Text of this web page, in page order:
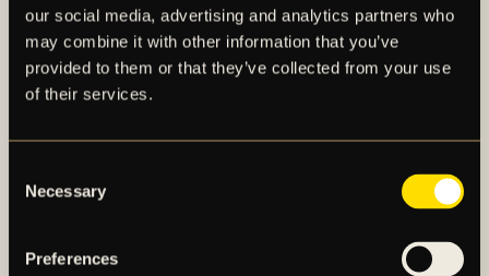
our social media, advertising and analytics partners who
may combine it with other information that you’ve
provided to them or that they’ve collected from your use
of their services.
Selection
Necessary
Preferences
AIK – BP (DAM)